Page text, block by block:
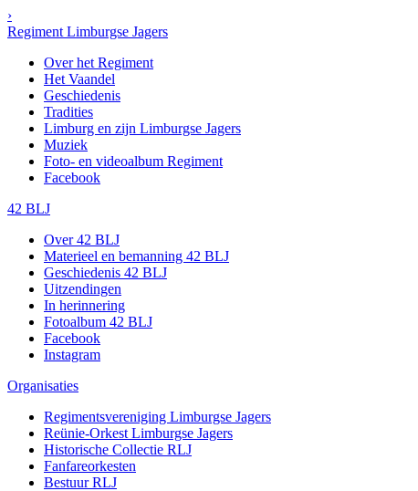
›
Regiment Limburgse Jagers
Over het Regiment
Het Vaandel
Geschiedenis
Tradities
Limburg en zijn Limburgse Jagers
Muziek
Foto- en videoalbum Regiment
Facebook
42 BLJ
Over 42 BLJ
Materieel en bemanning 42 BLJ
Geschiedenis 42 BLJ
Uitzendingen
In herinnering
Fotoalbum 42 BLJ
Facebook
Instagram
Organisaties
Regimentsvereniging Limburgse Jagers
Reünie-Orkest Limburgse Jagers
Historische Collectie RLJ
Fanfareorkesten
Bestuur RLJ